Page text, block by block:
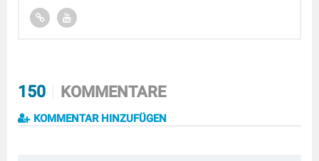
150 KOMMENTARE
KOMMENTAR HINZUFÜGEN